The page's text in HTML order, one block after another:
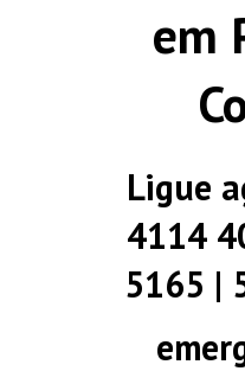
em
Ligue
4114
5165 |